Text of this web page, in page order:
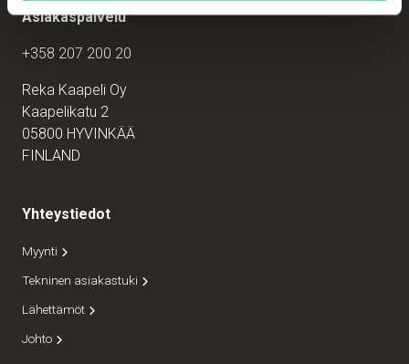
Asiakaspalvelu
+358 207 200 20
Reka Kaapeli Oy
Kaapelikatu 2
05800 HYVINKÄÄ
FINLAND
Yhteystiedot
Myynti
Tekninen asiakastuki
Lähettämöt
Johto